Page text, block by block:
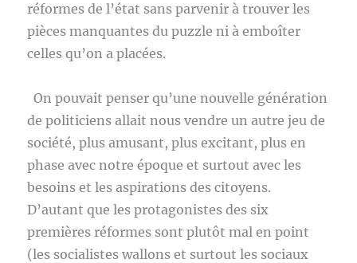
réformes de l’état sans parvenir à trouver les
pièces manquantes du puzzle ni à emboîter
celles qu’on a placées.
On pouvait penser qu’une nouvelle génération
de politiciens allait nous vendre un autre jeu de
société, plus amusant, plus excitant, plus en
phase avec notre époque et surtout avec les
besoins et les aspirations des citoyens.
D’autant que les protagonistes des six
premières réformes sont plutôt mal en point
(les socialistes wallons et surtout les sociaux